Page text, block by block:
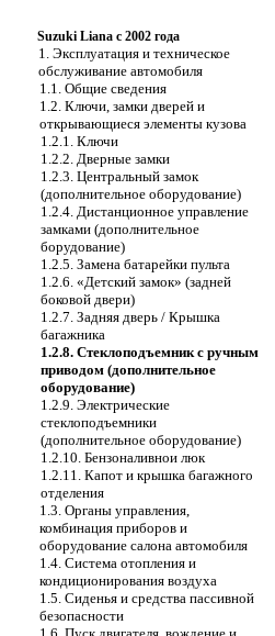
Suzuki Liana с 2002 года
1. Эксплуатация и техническое
обслуживание автомобиля
1.1. Общие сведения
1.2. Ключи, замки дверей и
открывающиеся элементы кузова
1.2.1. Ключи
1.2.2. Дверные замки
1.2.3. Центральный замок
(дополнительное оборудование)
1.2.4. Дистанционное управление
замками (дополнительное
борудование)
1.2.5. Замена батарейки пульта
1.2.6. «Детский замок» (задней
боковой двери)
1.2.7. Задняя дверь / Крышка
багажника
1.2.8. Стеклоподъемник с ручным
приводом (дополнительное
оборудование)
1.2.9. Электрические
стеклоподъемники
(дополнительное оборудование)
1.2.10. Бензоналивнои люк
1.2.11. Капот и крышка багажного
отделения
1.3. Органы управления,
комбинация приборов и
оборудование салона автомобиля
1.4. Система отопления и
кондиционирования воздуха
1.5. Сиденья и средства пассивной
безопасности